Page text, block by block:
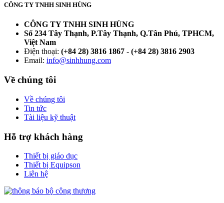
CÔNG TY TNHH SINH HÙNG
CÔNG TY TNHH SINH HÙNG
Số 234 Tây Thạnh, P.Tây Thạnh, Q.Tân Phú, TPHCM,
Việt Nam
Điện thoại: (+84 28) 3816 1867 - (+84 28) 3816 2903
Email: info@sinhhung.com
Về chúng tôi
Về chúng tôi
Tin tức
Tài liệu kỹ thuật
Hỗ trợ khách hàng
Thiết bị giáo dục
Thiết bị Equipson
Liên hệ